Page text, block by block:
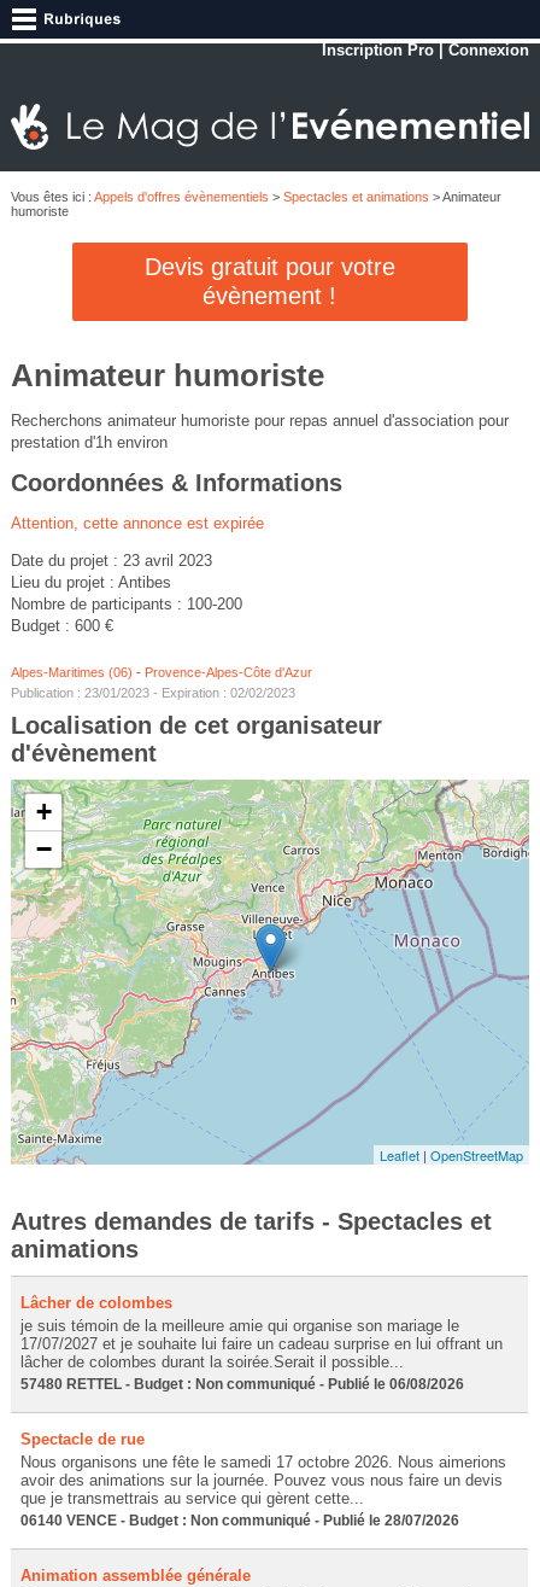
Inscription Pro |Connexion
Vous êtes ici : Appels d'offres évènementiels > Spectacles et animations > Animateur
humoriste
Devis gratuit pour votre
évènement !
Animateur humoriste
Recherchons animateur humoriste pour repas annuel d'association pour
prestation d'1h environ
Coordonnées & Informations
Attention, cette annonce est expirée
Date du projet : 23 avril 2023
Lieu du projet : Antibes
Nombre de participants : 100-200
Budget : 600 €
Alpes-Maritimes (06) - Provence-Alpes-Côte d'Azur
Publication : 23/01/2023 - Expiration : 02/02/2023
Localisation de cet organisateur
d'évènement
+
−
Leaflet |OpenStreetMap
Autres demandes de tarifs - Spectacles et
animations
Lâcher de colombes
je suis témoin de la meilleure amie qui organise son mariage le
17/07/2027 et je souhaite lui faire un cadeau surprise en lui offrant un
lâcher de colombes durant la soirée.Serait il possible...
57480 RETTEL - Budget : Non communiqué - Publié le 06/08/2026
Spectacle de rue
Nous organisons une fête le samedi 17 octobre 2026. Nous aimerions
avoir des animations sur la journée. Pouvez vous nous faire un devis
que je transmettrais au service qui gèrent cette...
06140 VENCE - Budget : Non communiqué - Publié le 28/07/2026
Animation assemblée générale